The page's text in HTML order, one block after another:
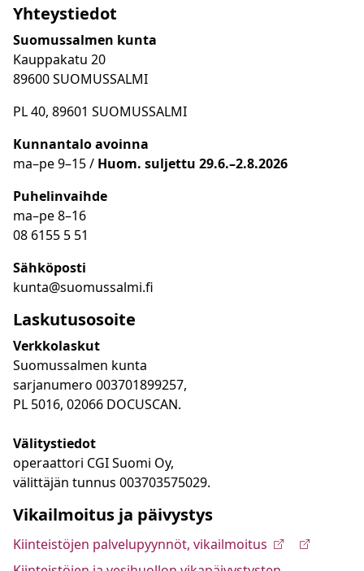
Yhteystiedot
Suomussalmen kunta
Kauppakatu 20
89600 SUOMUSSALMI
PL 40, 89601 SUOMUSSALMI
Kunnantalo avoinna
ma–pe 9–15 / Huom. suljettu 29.6.–2.8.2026
Puhelinvaihde
ma–pe 8–16
08 6155 5 51
Sähköposti
kunta@suomussalmi.fi
Laskutusosoite
Verkkolaskut
Suomussalmen kunta
sarjanumero 003701899257,
PL 5016, 02066 DOCUSCAN.
Välitystiedot
operaattori CGI Suomi Oy,
välittäjän tunnus 003703575029.
Vikailmoitus ja päivystys
Kiinteistöjen palvelupyynnöt, vikailmoitus